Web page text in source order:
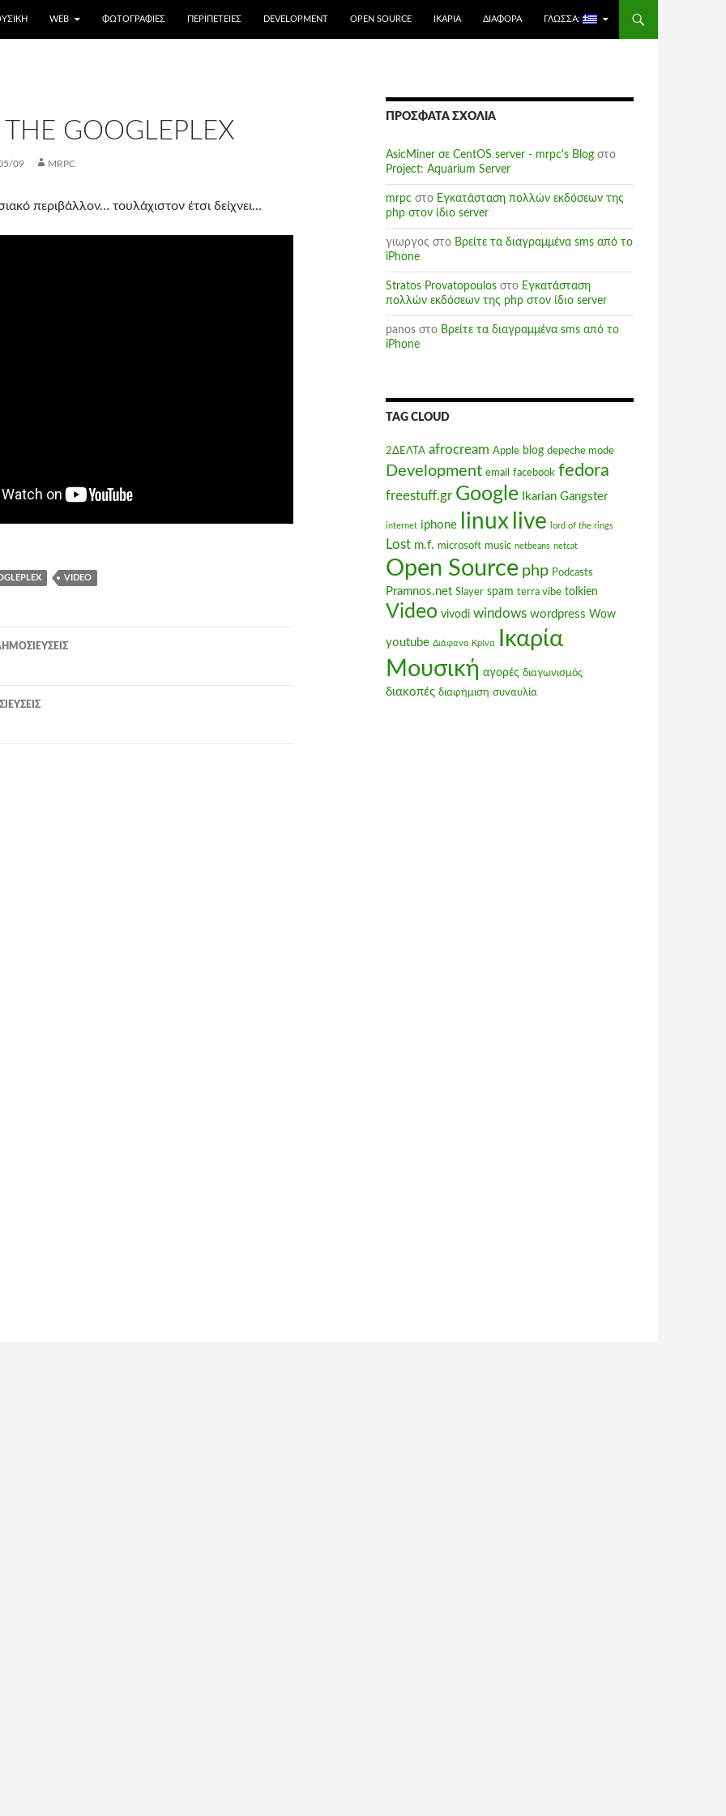
WEB ΦΩΤΟΓΡΑΦΊΕΣ ΠΕΡΙΠΈΤΕΙΕΣ DEVELOPMENT OPEN SOURCE ΙΚΑΡΊΑ ΔΙΆΦΟΡΑ ΓΛΏΣΣΑ:
THE GOOGLEPLEX
09 MRPC
περιβάλλον… τουλάχιστον έτσι δείχνει…
VIDEO
ΠΡΌΣΦΑΤΑ ΣΧΌΛΙΑ
AsicMiner σε CentOS server - mrpc's Blog στο
Project: Aquarium Server
mrpc στο Εγκατάσταση πολλών εκδόσεων της
php στον ίδιο server
γιωργος στο Βρείτε τα διαγραμμένα sms από το
iPhone
Stratos Provatopoulos στο Εγκατάσταση
πολλών εκδόσεων της php στον ίδιο server
panos στο Βρείτε τα διαγραμμένα sms από το
iPhone
TAG CLOUD
2ΔΕΛΤΑ afrocream Apple blog depeche mode
Development email facebook fedora
freestuff.gr Google Ikarian Gangster
internet iphone linux live lord of the rings
Lost m.f. microsoft music netbeans netcat
Open Source php Podcasts
Pramnos.net Slayer spam terra vibe tolkien
Video vivodi windows wordpress Wow
youtube Διάφανα Κρίνα Ικαρία
Μουσική αγορές διαγωνισμός
διακοπές διαφήμιση συναυλία